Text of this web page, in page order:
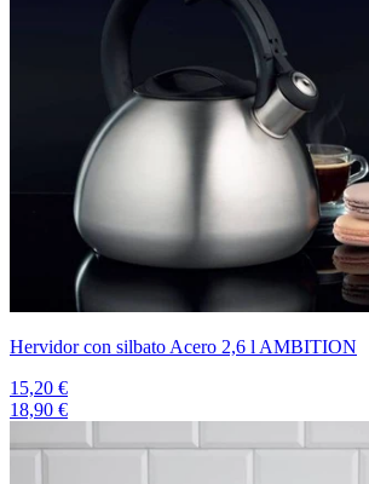
Hervidor con silbato Acero 2,6 l AMBITION
15,20 €
18,90 €